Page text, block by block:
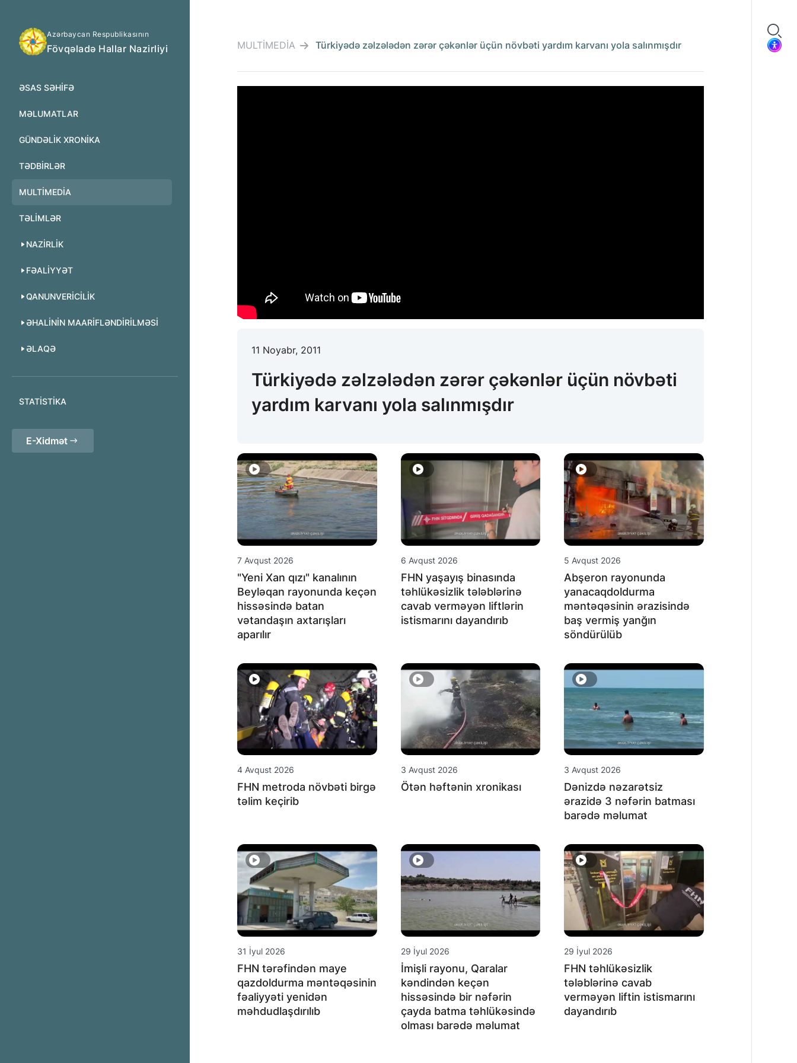
Azərbaycan Respublikasının
Fövqəladə Hallar Nazirliyi
ƏSAS SƏHIFƏ
MƏLUMATLAR
GÜNDƏLIK XRONIKA
TƏDBIRLƏR
MULTİMEDİA
TƏLIMLƏR
NAZIRLIK
FƏALIYYƏT
QANUNVERICILIK
ƏHALININ MAARIFLƏNDIRILMƏSI
ƏLAQƏ
STATISTIKA
E-Xidmət
MULTİMEDİA Türkiyədə zəlzələdən zərər çəkənlər üçün növbəti yardım karvanı yola salınmışdır
11 Noyabr, 2011
Türkiyədə zəlzələdən zərər çəkənlər üçün növbəti
yardım karvanı yola salınmışdır
7 Avqust 2026
"Yeni Xan qızı" kanalının
Beyləqan rayonunda keçən
hissəsində batan
vətandaşın axtarışları
aparılır
6 Avqust 2026
FHN yaşayış binasında
təhlükəsizlik tələblərinə
cavab verməyən liftlərin
istismarını dayandırıb
5 Avqust 2026
Abşeron rayonunda
yanacaqdoldurma
məntəqəsinin ərazisində
baş vermiş yanğın
söndürülüb
4 Avqust 2026
FHN metroda növbəti birgə
təlim keçirib
3 Avqust 2026
Ötən həftənin xronikası
3 Avqust 2026
Dənizdə nəzarətsiz
ərazidə 3 nəfərin batması
barədə məlumat
31 İyul 2026
FHN tərəfindən maye
qazdoldurma məntəqəsinin
fəaliyyəti yenidən
məhdudlaşdırılıb
29 İyul 2026
İmişli rayonu, Qaralar
kəndindən keçən
hissəsində bir nəfərin
çayda batma təhlükəsində
olması barədə məlumat
29 İyul 2026
FHN təhlükəsizlik
tələblərinə cavab
verməyən liftin istismarını
dayandırıb